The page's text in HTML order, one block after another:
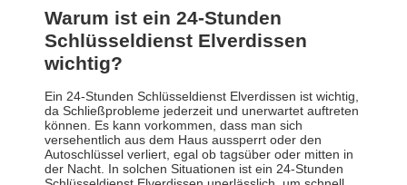
Warum ist ein 24-Stunden
Schlüsseldienst Elverdissen
wichtig?
Ein 24-Stunden Schlüsseldienst Elverdissen ist wichtig,
da Schließprobleme jederzeit und unerwartet auftreten
können. Es kann vorkommen, dass man sich
versehentlich aus dem Haus aussperrt oder den
Autoschlüssel verliert, egal ob tagsüber oder mitten in
der Nacht. In solchen Situationen ist ein 24-Stunden